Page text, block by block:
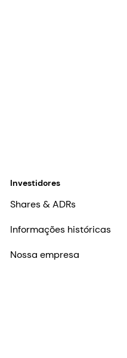
Investidores
Shares & ADRs
Informações históricas
Nossa empresa